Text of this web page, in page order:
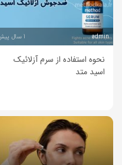
admin 1 سال پیش
نحوه استفاده از سرم آزلائیک
اسید متد